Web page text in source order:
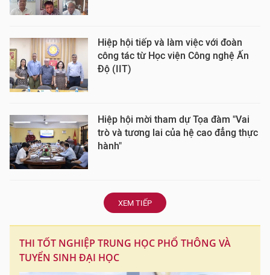
Hiệp hội tiếp và làm việc với đoàn
công tác từ Học viện Công nghệ Ấn
Độ (IIT)
Hiệp hội mời tham dự Tọa đàm "Vai
trò và tương lai của hệ cao đẳng thực
hành"
XEM TIẾP
THI TỐT NGHIỆP TRUNG HỌC PHỔ THÔNG VÀ
TUYỂN SINH ĐẠI HỌC